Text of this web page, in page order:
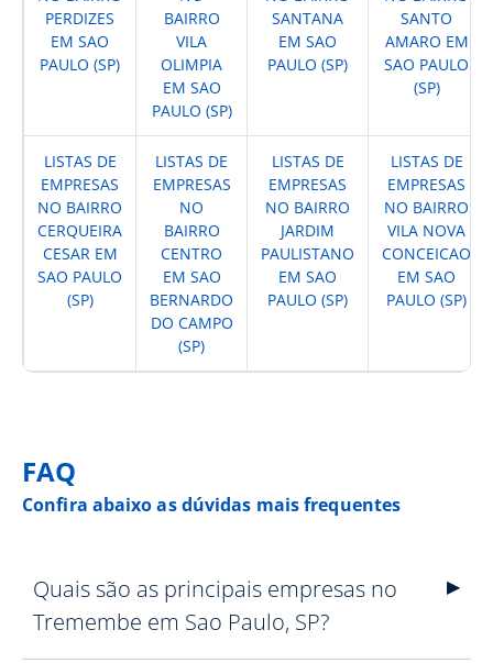
PERDIZES
EM SAO
PAULO (SP)
BAIRRO
VILA
OLIMPIA
EM SAO
PAULO (SP)
SANTANA
EM SAO
PAULO (SP)
SANTO
AMARO EM
SAO PAULO
(SP)
LISTAS DE
EMPRESAS
NO BAIRRO
CERQUEIRA
CESAR EM
SAO PAULO
(SP)
LISTAS DE
EMPRESAS
NO
BAIRRO
CENTRO
EM SAO
BERNARDO
DO CAMPO
(SP)
LISTAS DE
EMPRESAS
NO BAIRRO
JARDIM
PAULISTANO
EM SAO
PAULO (SP)
LISTAS DE
EMPRESAS
NO BAIRRO
VILA NOVA
CONCEICAO
EM SAO
PAULO (SP)
FAQ
Confira abaixo as dúvidas mais frequentes
Quais são as principais empresas no
Tremembe em Sao Paulo, SP?